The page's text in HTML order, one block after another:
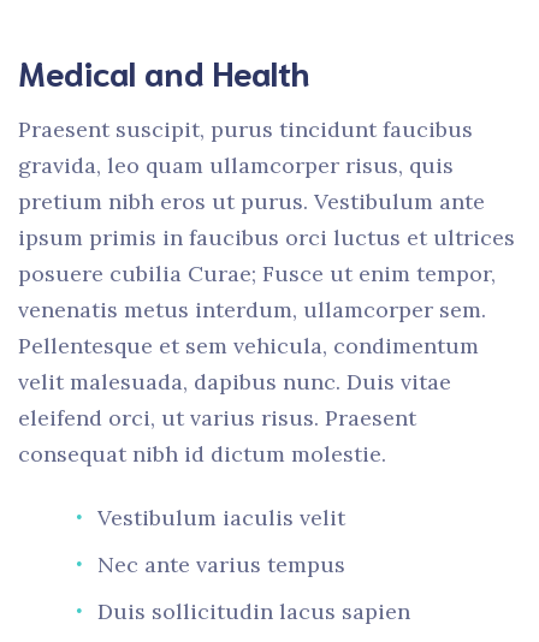
Medical and Health
Praesent suscipit, purus tincidunt faucibus
gravida, leo quam ullamcorper risus, quis
pretium nibh eros ut purus. Vestibulum ante
ipsum primis in faucibus orci luctus et ultrices
posuere cubilia Curae; Fusce ut enim tempor,
venenatis metus interdum, ullamcorper sem.
Pellentesque et sem vehicula, condimentum
velit malesuada, dapibus nunc. Duis vitae
eleifend orci, ut varius risus. Praesent
consequat nibh id dictum molestie.
Vestibulum iaculis velit
Nec ante varius tempus
Duis sollicitudin lacus sapien